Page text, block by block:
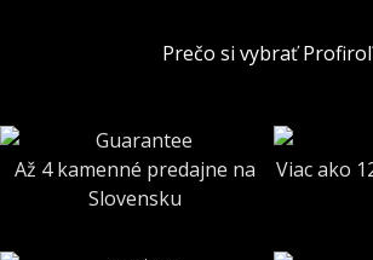
Prečo si vybrať
Až 4 kamenné predajne na
Slovensku
Viac ako